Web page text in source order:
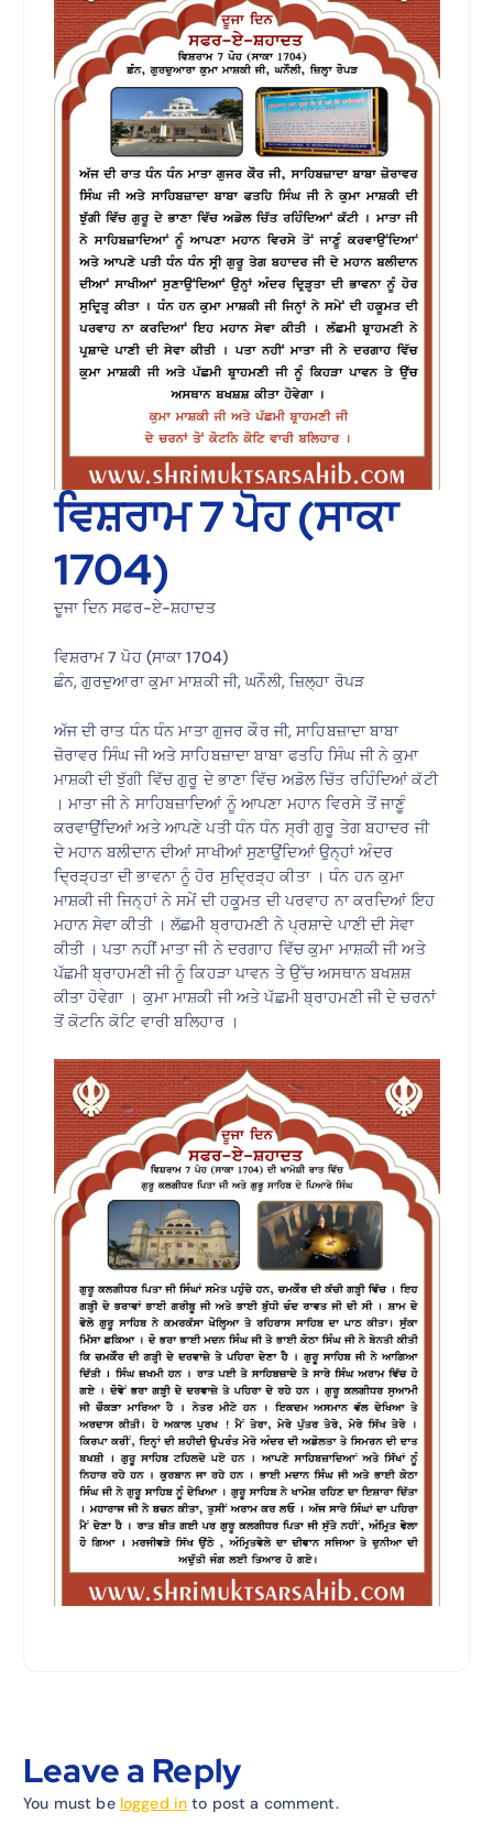
ਵਿਸ਼ਰਾਮ 7 ਪੋਹ (ਸਾਕਾ
1704)
ਦੂਜਾ ਦਿਨ ਸਫਰ-ਏ-ਸ਼ਹਾਦਤ
ਵਿਸ਼ਰਾਮ 7 ਪੋਹ (ਸਾਕਾ 1704)
ਛੰਨ, ਗੁਰਦੁਆਰਾ ਕੁਮਾ ਮਾਸ਼ਕੀ ਜੀ, ਘਨੌਲੀ, ਜ਼ਿਲ੍ਹਾ ਰੋਪੜ
ਅੱਜ ਦੀ ਰਾਤ ਧੰਨ ਧੰਨ ਮਾਤਾ ਗੁਜਰ ਕੌਰ ਜੀ, ਸਾਹਿਬਜ਼ਾਦਾ ਬਾਬਾ
ਜ਼ੋਰਾਵਰ ਸਿੰਘ ਜੀ ਅਤੇ ਸਾਹਿਬਜ਼ਾਦਾ ਬਾਬਾ ਫਤਹਿ ਸਿੰਘ ਜੀ ਨੇ ਕੁਮਾ
ਮਾਸ਼ਕੀ ਦੀ ਝੁੱਗੀ ਵਿੱਚ ਗੁਰੂ ਦੇ ਭਾਣਾ ਵਿੱਚ ਅਡੋਲ ਚਿੱਤ ਰਹਿੰਦਿਆਂ ਕੱਟੀ
। ਮਾਤਾ ਜੀ ਨੇ ਸਾਹਿਬਜ਼ਾਦਿਆਂ ਨੂੰ ਆਪਣਾ ਮਹਾਨ ਵਿਰਸੇ ਤੋਂ ਜਾਣੂੰ
ਕਰਵਾਉਂਦਿਆਂ ਅਤੇ ਆਪਣੇ ਪਤੀ ਧੰਨ ਧੰਨ ਸ੍ਰੀ ਗੁਰੂ ਤੇਗ ਬਹਾਦਰ ਜੀ
ਦੇ ਮਹਾਨ ਬਲੀਦਾਨ ਦੀਆਂ ਸਾਖੀਆਂ ਸੁਣਾਉਂਦਿਆਂ ਉਨ੍ਹਾਂ ਅੰਦਰ
ਦ੍ਰਿੜ੍ਹਤਾ ਦੀ ਭਾਵਨਾ ਨੂੰ ਹੋਰ ਸੁਦ੍ਰਿੜ੍ਹ ਕੀਤਾ । ਧੰਨ ਹਨ ਕੁਮਾ
ਮਾਸ਼ਕੀ ਜੀ ਜਿਨ੍ਹਾਂ ਨੇ ਸਮੇਂ ਦੀ ਹਕੂਮਤ ਦੀ ਪਰਵਾਹ ਨਾ ਕਰਦਿਆਂ ਇਹ
ਮਹਾਨ ਸੇਵਾ ਕੀਤੀ । ਲੱਛਮੀ ਬ੍ਰਾਹਮਣੀ ਨੇ ਪ੍ਰਸ਼ਾਦੇ ਪਾਣੀ ਦੀ ਸੇਵਾ
ਕੀਤੀ । ਪਤਾ ਨਹੀਂ ਮਾਤਾ ਜੀ ਨੇ ਦਰਗਾਹ ਵਿੱਚ ਕੁਮਾ ਮਾਸ਼ਕੀ ਜੀ ਅਤੇ
ਪੱਛਮੀ ਬ੍ਰਾਹਮਣੀ ਜੀ ਨੂੰ ਕਿਹੜਾ ਪਾਵਨ ਤੇ ਉੱਚ ਅਸਥਾਨ ਬਖਸ਼ਸ਼
ਕੀਤਾ ਹੋਵੇਗਾ । ਕੁਮਾ ਮਾਸ਼ਕੀ ਜੀ ਅਤੇ ਪੱਛਮੀ ਬ੍ਰਾਹਮਣੀ ਜੀ ਦੇ ਚਰਨਾਂ
ਤੋਂ ਕੋਟਨਿ ਕੋਟਿ ਵਾਰੀ ਬਲਿਹਾਰ ।
Leave a Reply
You must be logged in to post a comment.